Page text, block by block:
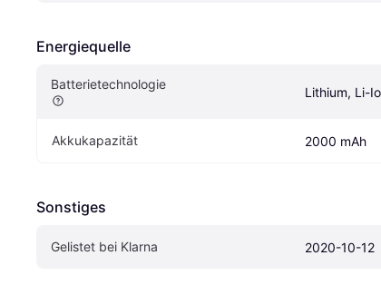
Energiequelle
Batterietechnologie
Lithium, Li-
Akkukapazität 2000 mAh
Sonstiges
Gelistet bei Klarna 2020-10-12